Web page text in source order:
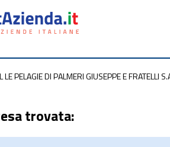
LE PELAGIE DI PALMERI GIUSEPPE E FRATELLI
trovata: